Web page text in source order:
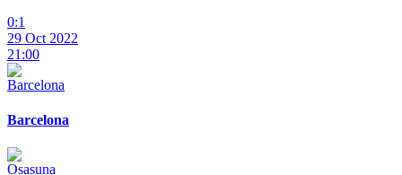
0:1
29 Oct 2022
21:00
Barcelona